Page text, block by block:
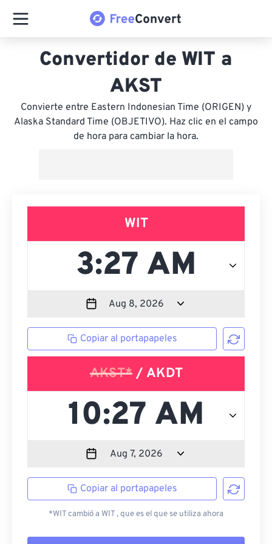
Convertidor de WIT a
AKST
Convierte entre Eastern Indonesian Time (ORIGEN) y
Alaska Standard Time (OBJETIVO). Haz clic en el campo
de hora para cambiar la hora.
WIT
Copiar al portapapeles
AKST*/ AKDT
Copiar al portapapeles
*WIT cambió a WIT , que es el que se utiliza ahora